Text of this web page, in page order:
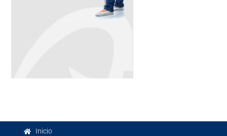
Inicio